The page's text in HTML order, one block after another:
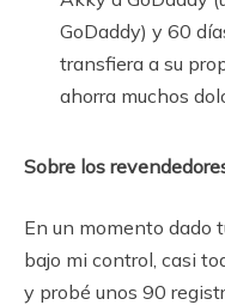
GoDaddy) y 60
transfiera a su
ahorra muchos
Sobre los
En un momento dado
bajo mi control, casi
y probé unos 90